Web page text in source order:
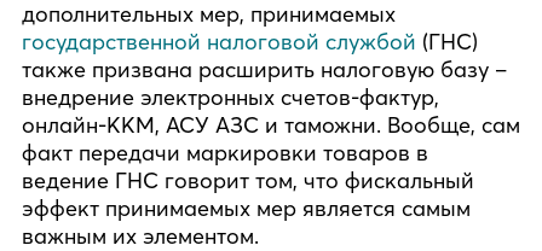
дополнительных мер, принимаемых
государственной налоговой службой (ГНС)
также призвана расширить налоговую базу –
внедрение электронных счетов-фактур,
онлайн-ККМ, АСУ АЗС и таможни. Вообще, сам
факт передачи маркировки товаров в
ведение ГНС говорит том, что фискальный
эффект принимаемых мер является самым
важным их элементом.